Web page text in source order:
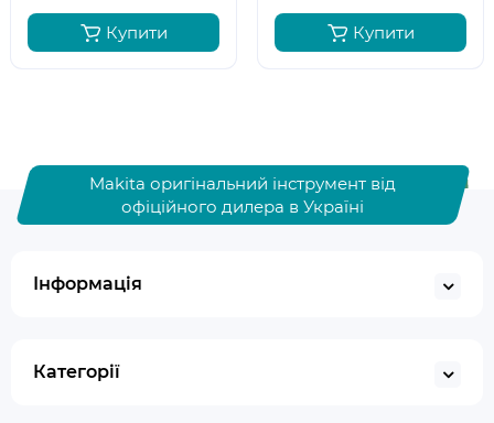
Купити Купити
Makita оригінальний інструмент від
офіційного дилера в Україні
Інформація
Категорії